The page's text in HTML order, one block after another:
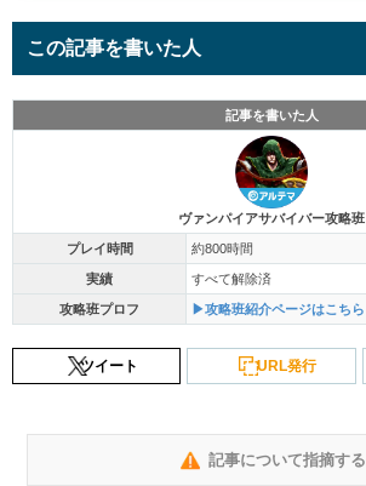
この記事を書いた人
記事を書いた人
ヴァンパイアサバイバー攻略班
プレイ時間 約800時間
実績 すべて解除済
攻略班プロフ ▶攻略班紹介ページはこちら
ツイート URL発行
記事について指摘する